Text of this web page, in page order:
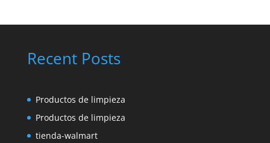
Recent Posts
Productos de limpieza
Productos de limpieza
tienda-walmart